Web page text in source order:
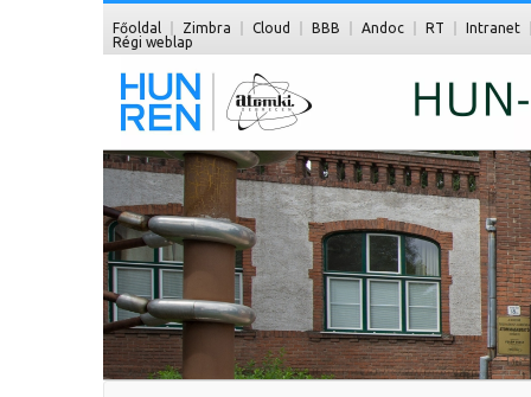
Főoldal Zimbra Cloud BBB Andoc RT
Intranet
Régi weblap